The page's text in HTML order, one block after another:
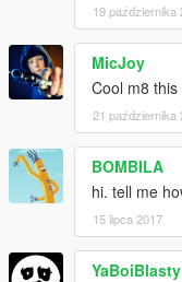
19 października
MicJoy
Cool m8
21 października
BOMBILA
hi. tell me
15 lipca 2017
YaBoiBlasty